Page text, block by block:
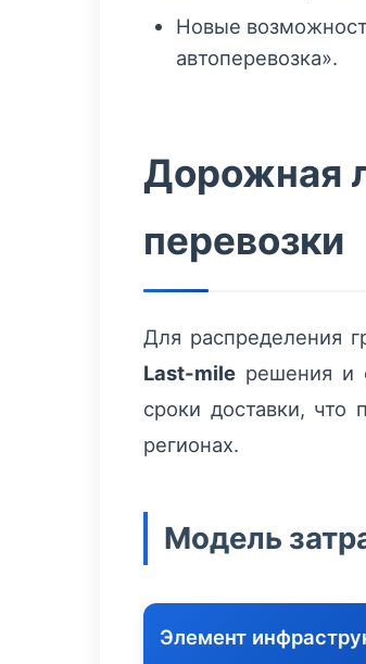
Новые
автоперевозка».
Дорожная
перевозки
Для распределения
Last-mile решения и
сроки доставки, что
регионах.
Модель
Элемент